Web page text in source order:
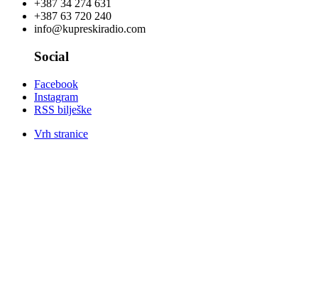
+387 34 274 631
+387 63 720 240
info@kupreskiradio.com
Social
Facebook
Instagram
RSS bilješke
Vrh stranice